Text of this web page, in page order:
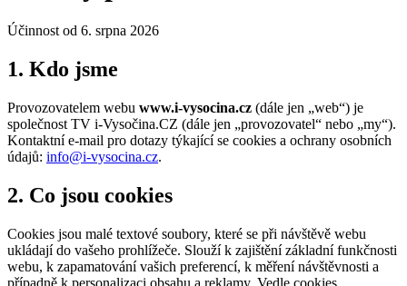
Účinnost od 6. srpna 2026
1. Kdo jsme
Provozovatelem webu www.i-vysocina.cz (dále jen „web“) je
společnost TV i-Vysočina.CZ (dále jen „provozovatel“ nebo „my“).
Kontaktní e-mail pro dotazy týkající se cookies a ochrany osobních
údajů: info@i-vysocina.cz.
2. Co jsou cookies
Cookies jsou malé textové soubory, které se při návštěvě webu
ukládají do vašeho prohlížeče. Slouží k zajištění základní funkčnosti
webu, k zapamatování vašich preferencí, k měření návštěvnosti a
případně k personalizaci obsahu a reklamy. Vedle cookies